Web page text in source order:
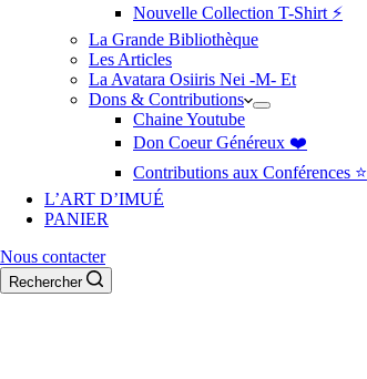
Nouvelle Collection T-Shirt ⚡️
La Grande Bibliothèque
Les Articles
La Avatara Osiiris Nei -M- Et
Dons & Contributions
Chaine Youtube
Don Coeur Généreux ❤️
Contributions aux Conférences ⭐️
L’ART D’IMUÉ
PANIER
Nous contacter
Rechercher